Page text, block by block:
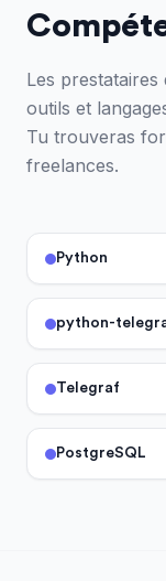
Les
outils et
Tu trouveras
freelances.
Python
python-
Telegraf
PostgreSQL